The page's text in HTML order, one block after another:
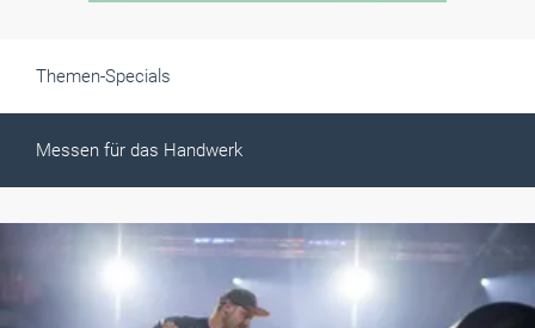
Themen-Specials
Messen für das Handwerk